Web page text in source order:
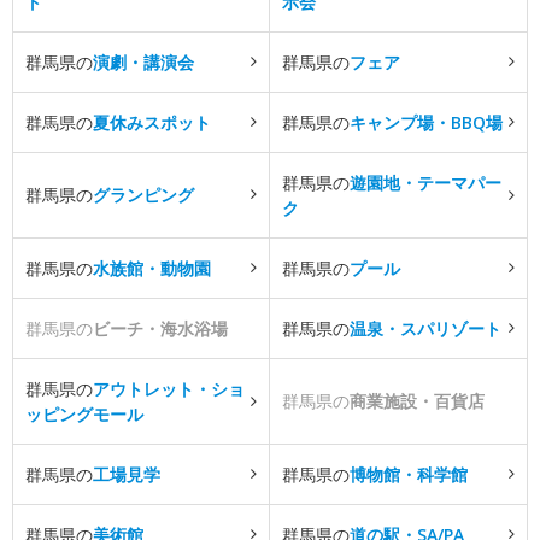
群馬県の演劇・講演会 群馬県のフェア
群馬県の夏休みスポット 群馬県のキャンプ場・BBQ場
群馬県のグランピング
群馬県の遊園地・テーマパー
ク
群馬県の水族館・動物園 群馬県のプール
群馬県のビーチ・海水浴場 群馬県の温泉・スパリゾート
群馬県のアウトレット・ショ
ッピングモール
群馬県の商業施設・百貨店
群馬県の工場見学 群馬県の博物館・科学館
群馬県の美術館 群馬県の道の駅・SA/PA